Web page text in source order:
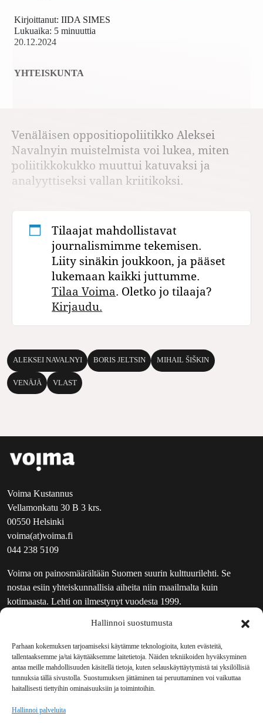
Hallinnoi suostumusta
Parhaan kokemuksen tarjoamiseksi käytämme teknologioita, kuten evästeitä,
tallentaaksemme ja/tai käyttääksemme laitetietoja. Näiden tekniikoiden hyväksyminen
antaa meille mahdollisuuden käsitellä tietoja, kuten selauskäyttäytymistä tai yksilöllisiä
tunnuksia tällä sivustolla. Suostumuksen jättäminen tai peruuttaminen voi vaikuttaa
haitallisesti tiettyihin ominaisuuksiin ja toimintoihin.
Hallinnoi palveluita
20.12.2024
Kirjoittanut: IIDA SIMES
Lukuaika: 5 minuuttia
YHTEISKUNTA
Venäläisen oppositiopoliitikko Aleksei
Navalnyin muistelmista voi lukea, miten
poliitikkokukko muuttui katuvaksi ja
analyyttiseksi vallan kriitikoksi.
Tilaajat mahdollistavat
journalismimme tekemisen.
Liity sinäkin joukkoon, ja pääset
lukemaan kaikki juttumme.
Tilaa Voima. Oletko jo tilaaja?
Kirjaudu.
ALEKSEI NAVALNYI BORIS JELTSIN MIHAIL ŠIŠKIN
VENÄJÄ VLAST
Voima Kustannus
Vellamonkatu 30 B 3 krs.
00550 Helsinki
voima(at)voima.fi
044 238 5109
Voima on painosmäärältään Suomen suurin kulttuurilehti. Se
nostaa esiin yhteiskunnallisia aiheita niin maailmalta kuin
kotimaasta. Lehti on ilmestynyt vuodesta 1999.
UUTISKIRJE
MAINOSTAJILLE
VASTAMAINOKSET
JAKELUPAIKAT
REKISTERISELOSTE